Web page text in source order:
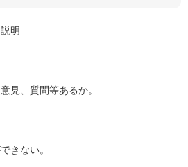
明
見、質問等あるか。
きない。